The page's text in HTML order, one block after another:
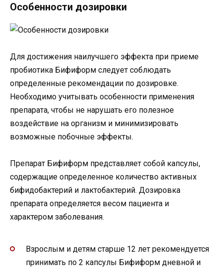
Особенности дозировки
Для достижения наилучшего эффекта при приеме
пробиотика Бифиформ следует соблюдать
определенные рекомендации по дозировке.
Необходимо учитывать особенности применения
препарата, чтобы не нарушать его полезное
воздействие на организм и минимизировать
возможные побочные эффекты.
Препарат Бифиформ представляет собой капсулы,
содержащие определенное количество активных
бифидобактерий и лактобактерий. Дозировка
препарата определяется весом пациента и
характером заболевания.
Взрослым и детям старше 12 лет рекомендуется
принимать по 2 капсулы Бифиформ дневной и